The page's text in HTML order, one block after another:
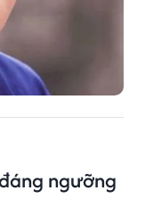
ngưỡng